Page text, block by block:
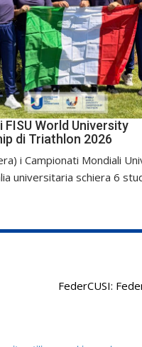
FISU World University
di Triathlon 2026
i Campionati Mondiali
universitaria schiera 6
FederCUSI: